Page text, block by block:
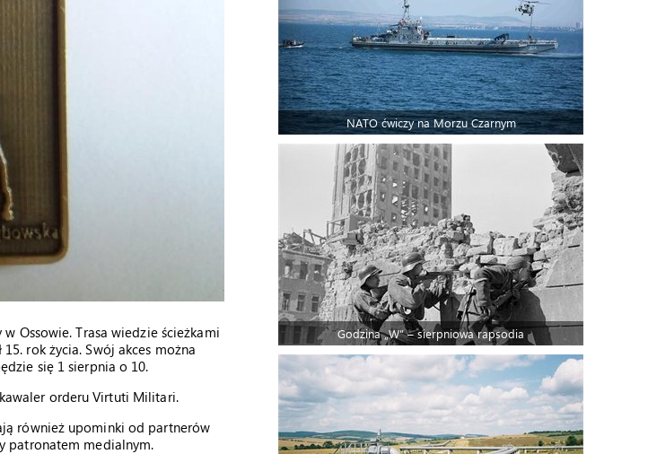
Ossowie. Trasa wiedzie ścieżkami
rok życia. Swój akces można
się 1 sierpnia o 10.
orderu Virtuti Militari.
również upominki od partnerów
patronatem medialnym.
NATO ćwiczy na Morzu Czarnym
Godzina „W” – sierpniowa rapsodia